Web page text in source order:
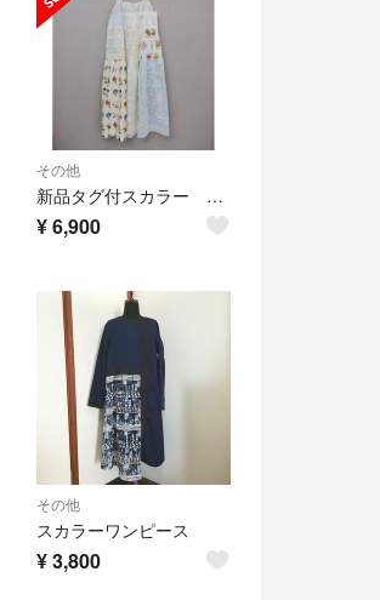
その他
新品タグ付スカラー 162603：花刺繍×コットンレース×シアー異素材キャミOP
¥6,900
その他
スカラーワンピース
¥3,800